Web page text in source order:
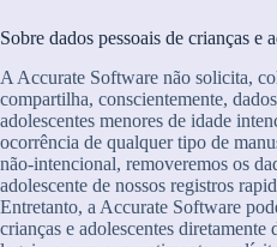
Sobre dados pessoais de crianças e
A Accurate Software não solicita,
compartilha, conscientemente,
adolescentes menores de idade
ocorrência de qualquer tipo de
não-intencional, removeremos os
adolescente de nossos registros
Entretanto, a Accurate Software
crianças e adolescentes diretamente